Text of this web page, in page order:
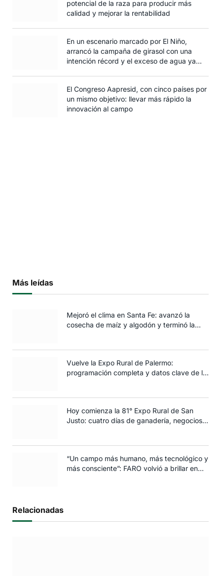
potencial de la raza para producir más
calidad y mejorar la rentabilidad
En un escenario marcado por El Niño,
arrancó la campaña de girasol con una
intención récord y el exceso de agua ya
El Congreso Aapresid, con cinco países por
un mismo objetivo: llevar más rápido la
innovación al campo
Más leídas
Mejoró el clima en Santa Fe: avanzó la
cosecha de maíz y algodón y terminó la
Vuelve la Expo Rural de Palermo:
programación completa y datos clave de la
Hoy comienza la 81° Expo Rural de San
Justo: cuatro días de ganadería, negocios y
“Un campo más humano, más tecnológico y
más consciente”: FARO volvió a brillar en
Relacionadas